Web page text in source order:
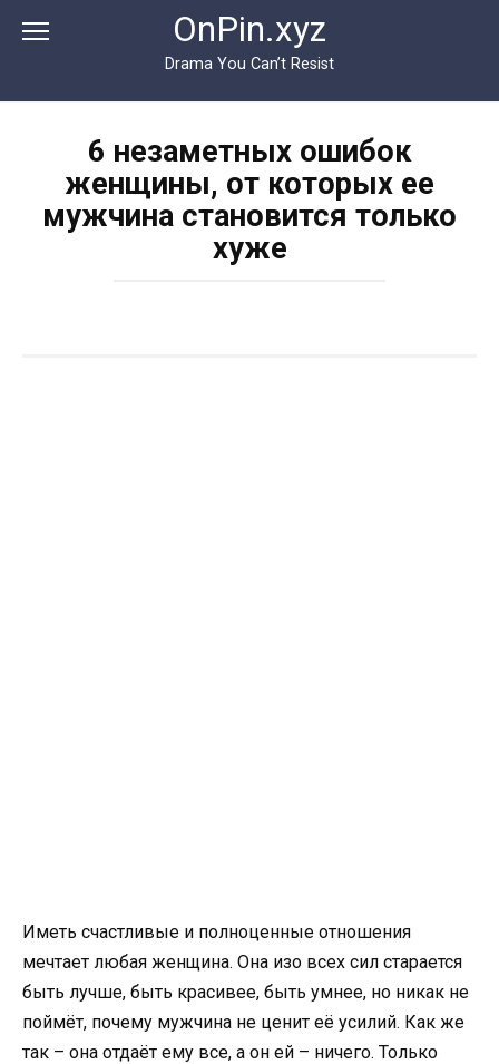
OnPin.xyz
Drama You Can’t Resist
6 незаметных ошибок
женщины, от которых ее
мужчина становится только
хуже
Иметь счастливые и полноценные отношения
мечтает любая женщина. Она изо всех сил старается
быть лучше, быть красивее, быть умнее, но никак не
поймёт, почему мужчина не ценит её усилий. Как же
так – она отдаёт ему все, а он ей – ничего. Только